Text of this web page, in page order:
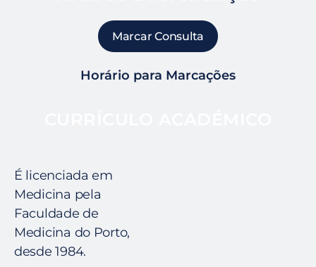
Marcar Consulta
Horário para Marcações
É licenciada em
Medicina pela
Faculdade de
Medicina do Porto,
desde 1984.